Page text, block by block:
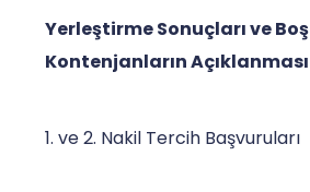
Yerleştirme Sonuçları ve Boş
Kontenjanların Açıklanması
1. ve 2. Nakil Tercih Başvuruları